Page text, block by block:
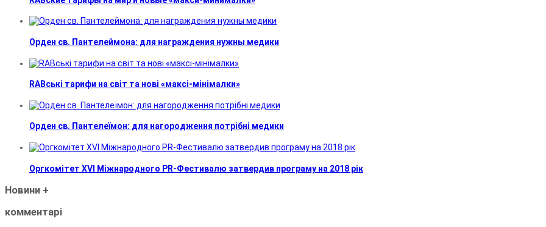
Орден св. Пантелеймона: для награждения нужны медики
RABські тарифи на світ та нові «максі-мінімалки»
Орден св. Пантелеїмон: для нагородження потрібні медики
Оргкомітет XVI Міжнародного PR-Фестивалю затвердив програму на 2018 рік
Новини +
комментарі